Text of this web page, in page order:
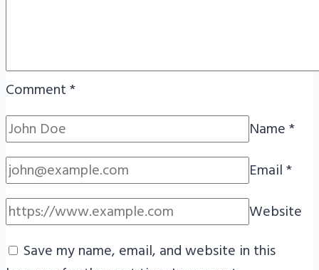
Comment*
Name*
Email*
Website
Save my name, email, and website in this